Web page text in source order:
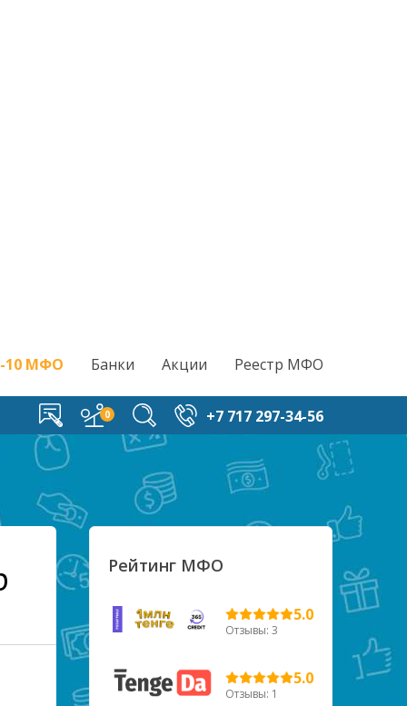
10 МФО Банки Акции Реестр МФО
+7 717 297-34-56
Рейтинг МФО
5.0
Отзывы: 3
5.0
Отзывы: 1